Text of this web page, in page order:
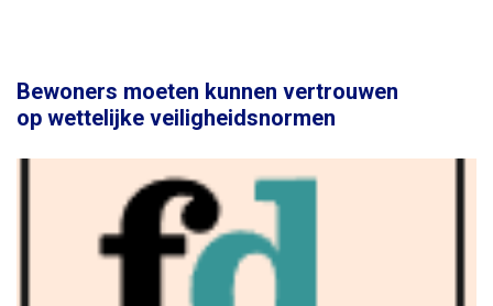
Bewoners moeten kunnen vertrouwen
op wettelijke veiligheidsnormen